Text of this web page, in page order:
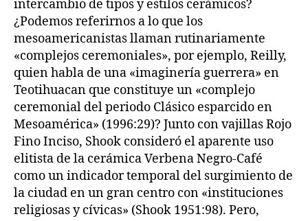
intercambio de tipos y estilos cerámicos?
¿Podemos referirnos a lo que los
mesoamericanistas llaman rutinariamente
«complejos ceremoniales», por ejemplo, Reilly,
quien habla de una «imaginería guerrera» en
Teotihuacan que constituye un «complejo
ceremonial del periodo Clásico esparcido en
Mesoamérica» (1996:29)? Junto con vajillas Rojo
Fino Inciso, Shook consideró el aparente uso
elitista de la cerámica Verbena Negro-Café
como un indicador temporal del surgimiento de
la ciudad en un gran centro con «instituciones
religiosas y cívicas» (Shook 1951:98). Pero,